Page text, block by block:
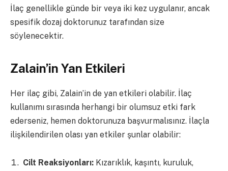
İlaç genellikle günde bir veya iki kez uygulanır, ancak
spesifik dozaj doktorunuz tarafından size
söylenecektir.
Zalain’in Yan Etkileri
Her ilaç gibi, Zalain’in de yan etkileri olabilir. İlaç
kullanımı sırasında herhangi bir olumsuz etki fark
ederseniz, hemen doktorunuza başvurmalısınız. İlaçla
ilişkilendirilen olası yan etkiler şunlar olabilir:
Cilt Reaksiyonları: Kızarıklık, kaşıntı, kuruluk,